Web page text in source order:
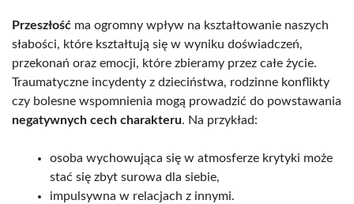
Przeszłość ma ogromny wpływ na kształtowanie naszych
słabości, które kształtują się w wyniku doświadczeń,
przekonań oraz emocji, które zbieramy przez całe życie.
Traumatyczne incydenty z dzieciństwa, rodzinne konflikty
czy bolesne wspomnienia mogą prowadzić do powstawania
negatywnych cech charakteru. Na przykład:
osoba wychowująca się w atmosferze krytyki może
stać się zbyt surowa dla siebie,
impulsywna w relacjach z innymi.